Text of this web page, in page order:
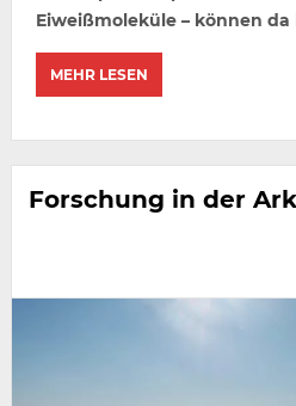
Eiweißmoleküle – können da
MEHR LESEN
Forschung in der